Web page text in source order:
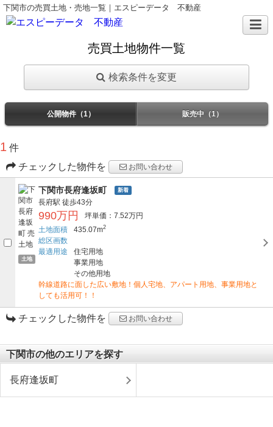
下関市の売買土地・売地一覧｜エスピーデータ 不動産
売買土地物件一覧
検索条件を変更
公開物件（1） 販売中（1）
1 件
チェックした物件を
お問い合わせ
土地
下関市長府逢坂町 新着
長府駅 徒歩43分
990万円
坪単価：7.52万円
土地面積
435.07m2
総区画数
最適用途
住宅用地
事業用地
その他用地
幹線道路に面した広い敷地！個人宅地、アパート用地、事業用地と
しても活用可！！
チェックした物件を お問い合わせ
下関市の他のエリアを探す
長府逢坂町